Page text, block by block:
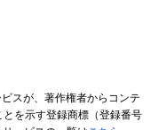
スが、著作権者からコンテ
を示す登録商標（登録番号